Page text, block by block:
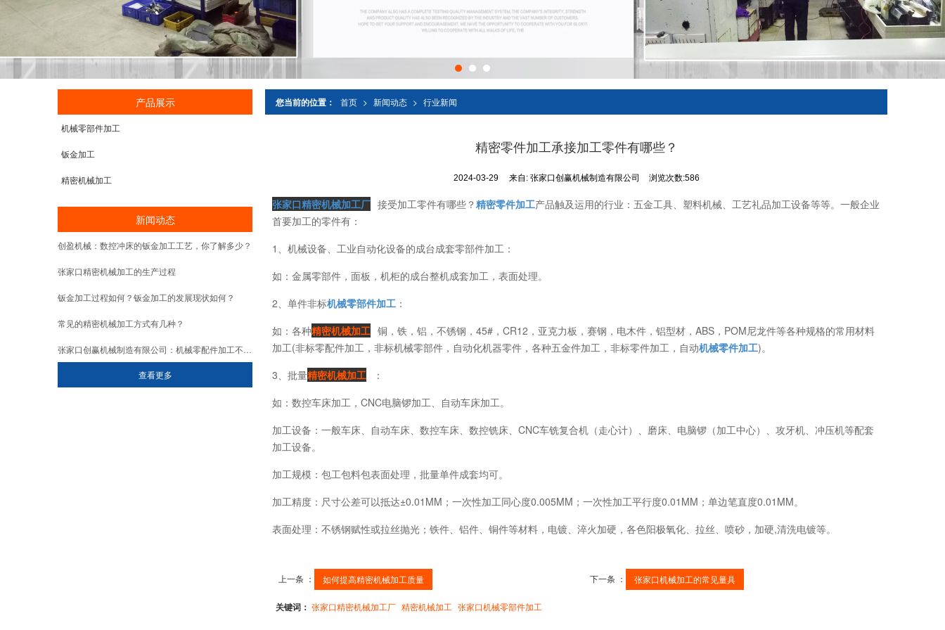
您当前的位置： 首页 > 新闻动态 > 行业新闻
精密零件加工承接加工零件有哪些？
2024-03-29 来自: 张家口创赢机械制造有限公司 浏览次数:586
张家口精密机械加工厂 接受加工零件有哪些？精密零件加工产品触及运用的行业：五金工具、塑料机械、工艺礼品加工设备等等。一般企业
首要加工的零件有：
1、机械设备、工业自动化设备的成台成套零部件加工：
如：金属零部件，面板，机柜的成台整机成套加工，表面处理。
2、单件非标机械零部件加工 ：
如：各种精密机械加工 铜，铁，铝，不锈钢，45#，CR12，亚克力板，赛钢，电木件，铝型材，ABS，POM尼龙件等各种规格的常用材料
加工(非标零配件加工，非标机械零部件，自动化机器零件，各种五金件加工，非标零件加工，自动机械零件加工)。
3、批量精密机械加工
：
如：数控车床加工，CNC电脑锣加工、自动车床加工。
加工设备：一般车床、自动车床、数控车床、数控铣床、CNC车铣复合机（走心计）、磨床、电脑锣（加工中心）、攻牙机、冲压机等配套
加工设备。
加工规模：包工包料包表面处理，批量单件成套均可。
加工精度：尺寸公差可以抵达±0.01MM；一次性加工同心度0.005MM；一次性加工平行度0.01MM；单边笔直度0.01MM。
表面处理：不锈钢赋性或拉丝抛光；铁件、铝件、铜件等材料，电镀、淬火加硬，各色阳极氧化、拉丝、喷砂，加硬,清洗电镀等。
上一条 ： 如何提高精密机械加工质量 下一条 ： 张家口机械加工的常见量具
关键词： 张家口精密机械加工厂 精密机械加工 张家口机械零部件加工
产品展示
机械零部件加工
钣金加工
精密机械加工
新闻动态
创盈机械：数控冲床的钣金加工工艺，你了解多少？
张家口精密机械加工的生产过程
钣金加工过程如何？钣金加工的发展现状如何？
常见的精密机械加工方式有几种？
张家口创赢机械制造有限公司：机械零配件加工不存在差异的问题！
查看更多